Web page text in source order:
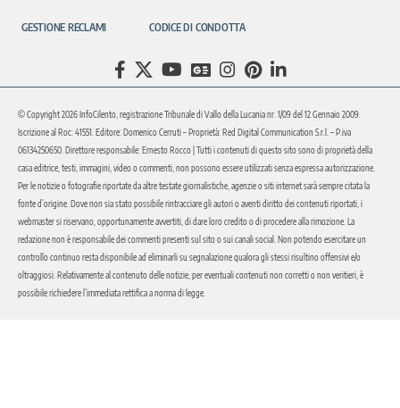
GESTIONE RECLAMI CODICE DI CONDOTTA
© Copyright 2026 InfoCilento, registrazione Tribunale di Vallo della Lucania nr. 1/09 del 12 Gennaio 2009.
Iscrizione al Roc: 41551. Editore: Domenico Cerruti – Proprietà: Red Digital Communication S.r.l. – P.iva
06134250650. Direttore responsabile: Ernesto Rocco | Tutti i contenuti di questo sito sono di proprietà della
casa editrice, testi, immagini, video o commenti, non possono essere utilizzati senza espressa autorizzazione.
Per le notizie o fotografie riportate da altre testate giornalistiche, agenzie o siti internet sarà sempre citata la
fonte d’origine. Dove non sia stato possibile rintracciare gli autori o aventi diritto dei contenuti riportati, i
webmaster si riservano, opportunamente avvertiti, di dare loro credito o di procedere alla rimozione. La
redazione non è responsabile dei commenti presenti sul sito o sui canali social. Non potendo esercitare un
controllo continuo resta disponibile ad eliminarli su segnalazione qualora gli stessi risultino offensivi e/o
oltraggiosi. Relativamente al contenuto delle notizie, per eventuali contenuti non corretti o non veritieri, è
possibile richiedere l’immediata rettifica a norma di legge.